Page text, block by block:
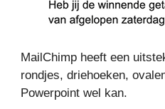
MailChimp heeft een
rondjes, driehoeken,
Powerpoint wel kan.